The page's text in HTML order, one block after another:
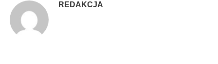
REDAKCJA